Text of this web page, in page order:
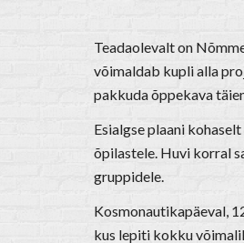
Teadaolevalt on
võimaldab kupli alla
pakkuda õppekava
Esialgse plaani
õpilastele. Huvi korral
gruppidele.
Kosmonautikapäeval,
kus lepiti kokku